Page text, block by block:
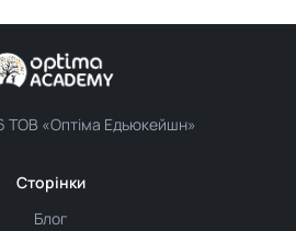
ТОВ «Оптіма Едьюкейшн»
Сторінки
Блог